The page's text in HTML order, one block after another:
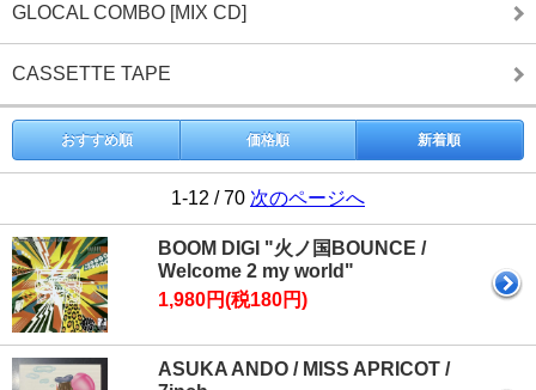
GLOCAL COMBO [MIX CD]
CASSETTE TAPE
おすすめ順 価格順 新着順
1-12 / 70 次のページへ
BOOM DIGI "火ノ国BOUNCE /
Welcome 2 my world"
1,980円(税180円)
ASUKA ANDO / MISS APRICOT /